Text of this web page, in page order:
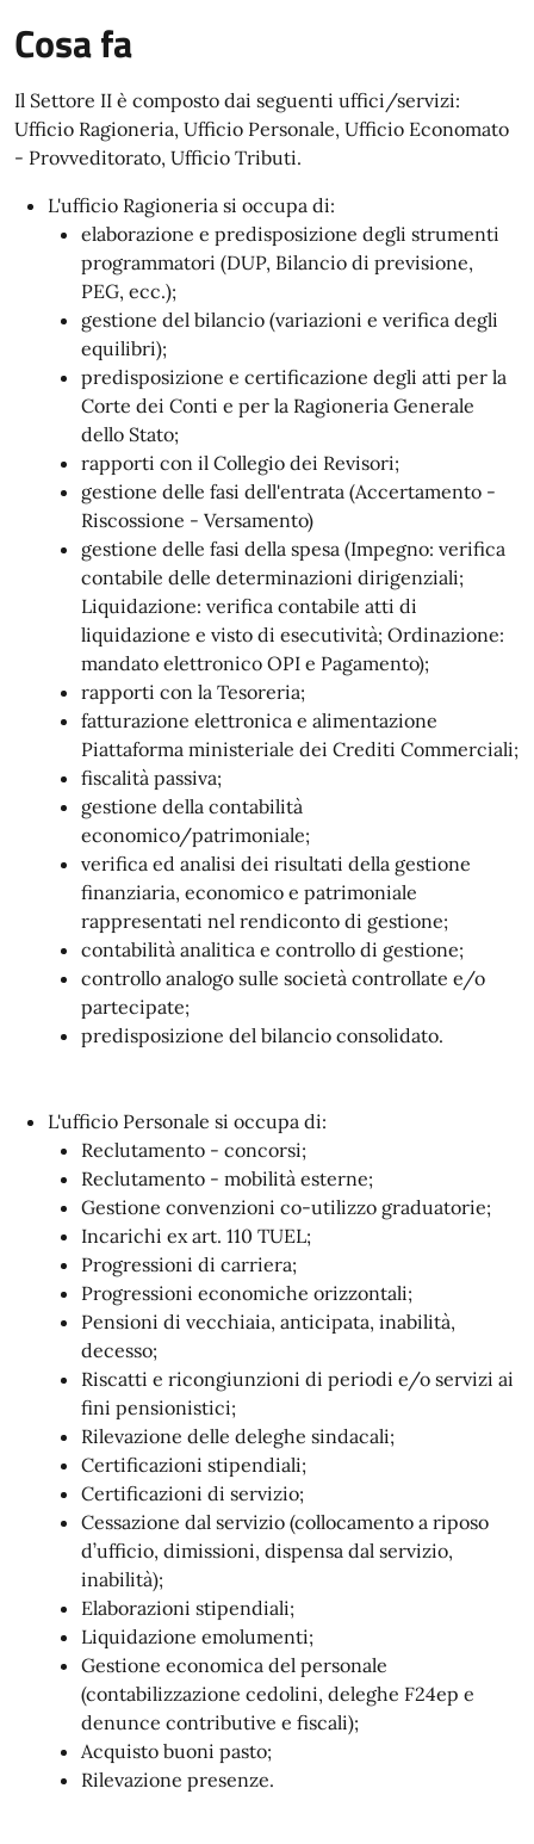
Cosa fa
Il Settore II è composto dai seguenti uffici/servizi:
Ufficio Ragioneria, Ufficio Personale, Ufficio Economato
- Provveditorato, Ufficio Tributi.
L'ufficio Ragioneria si occupa di:
elaborazione e predisposizione degli strumenti
programmatori (DUP, Bilancio di previsione,
PEG, ecc.);
gestione del bilancio (variazioni e verifica degli
equilibri);
predisposizione e certificazione degli atti per la
Corte dei Conti e per la Ragioneria Generale
dello Stato;
rapporti con il Collegio dei Revisori;
gestione delle fasi dell'entrata (Accertamento -
Riscossione - Versamento)
gestione delle fasi della spesa (Impegno: verifica
contabile delle determinazioni dirigenziali;
Liquidazione: verifica contabile atti di
liquidazione e visto di esecutività; Ordinazione:
mandato elettronico OPI e Pagamento);
rapporti con la Tesoreria;
fatturazione elettronica e alimentazione
Piattaforma ministeriale dei Crediti Commerciali;
fiscalità passiva;
gestione della contabilità
economico/patrimoniale;
verifica ed analisi dei risultati della gestione
finanziaria, economico e patrimoniale
rappresentati nel rendiconto di gestione;
contabilità analitica e controllo di gestione;
controllo analogo sulle società controllate e/o
partecipate;
predisposizione del bilancio consolidato.
L'ufficio Personale si occupa di:
Reclutamento - concorsi;
Reclutamento - mobilità esterne;
Gestione convenzioni co-utilizzo graduatorie;
Incarichi ex art. 110 TUEL;
Progressioni di carriera;
Progressioni economiche orizzontali;
Pensioni di vecchiaia, anticipata, inabilità,
decesso;
Riscatti e ricongiunzioni di periodi e/o servizi ai
fini pensionistici;
Rilevazione delle deleghe sindacali;
Certificazioni stipendiali;
Certificazioni di servizio;
Cessazione dal servizio (collocamento a riposo
d’ufficio, dimissioni, dispensa dal servizio,
inabilità);
Elaborazioni stipendiali;
Liquidazione emolumenti;
Gestione economica del personale
(contabilizzazione cedolini, deleghe F24ep e
denunce contributive e fiscali);
Acquisto buoni pasto;
Rilevazione presenze.